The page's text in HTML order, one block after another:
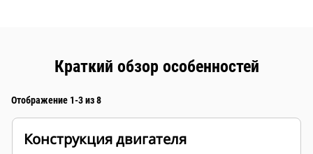
Краткий обзор особенностей
Отображение 1-3 из 8
Конструкция двигателя